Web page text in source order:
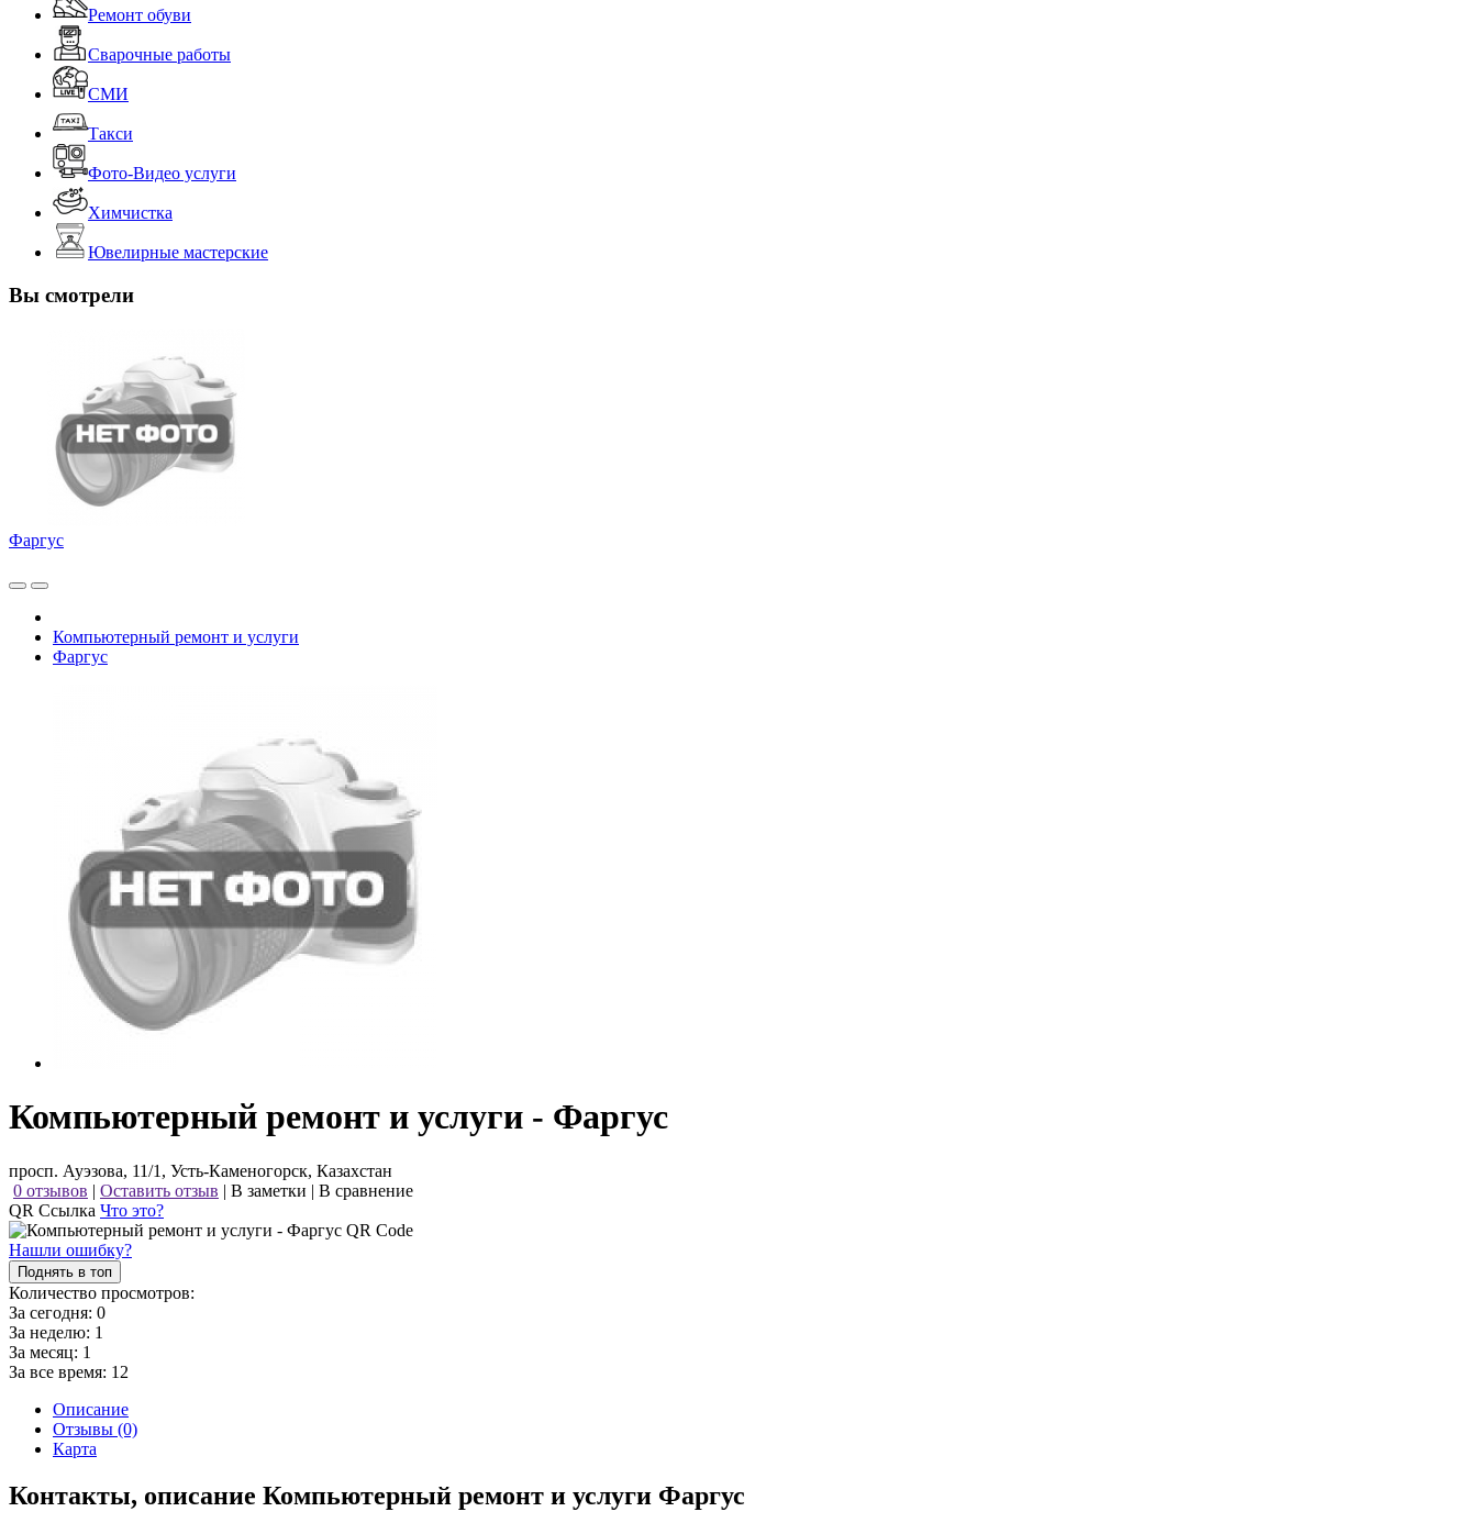
Ремонт обуви
Сварочные работы
СМИ
Такси
Фото-Видео услуги
Химчистка
Ювелирные мастерские
Вы смотрели
Фаргус
Компьютерный ремонт и услуги
Фаргус
Компьютерный ремонт и услуги - Фаргус
просп. Ауэзова, 11/1, Усть-Каменогорск, Казахстан
0 отзывов | Оставить отзыв | В заметки | В сравнение
QR Ссылка Что это?
Нашли ошибку?
Поднять в топ
Количество просмотров:
За сегодня: 0
За неделю: 1
За месяц: 1
За все время: 12
Описание
Отзывы (0)
Карта
Контакты, описание Компьютерный ремонт и услуги Фаргус